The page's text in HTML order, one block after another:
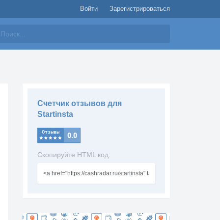
Войти Зарегистрироваться
Счетчик отзывов для
Startinsta
Скопируйте HTML код: